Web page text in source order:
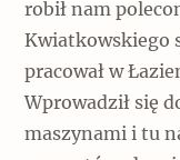
robił nam
Kwiatkowskiego
pracował w
Wprowadził się
maszynami i tu